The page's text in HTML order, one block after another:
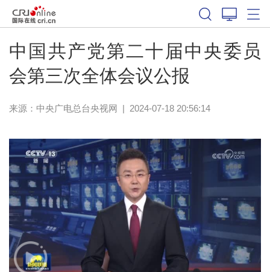
中国共产党第二十届中央委员
会第三次全体会议公报
来源： 中央广电总台央视网 | 2024-07-18 20:56:14